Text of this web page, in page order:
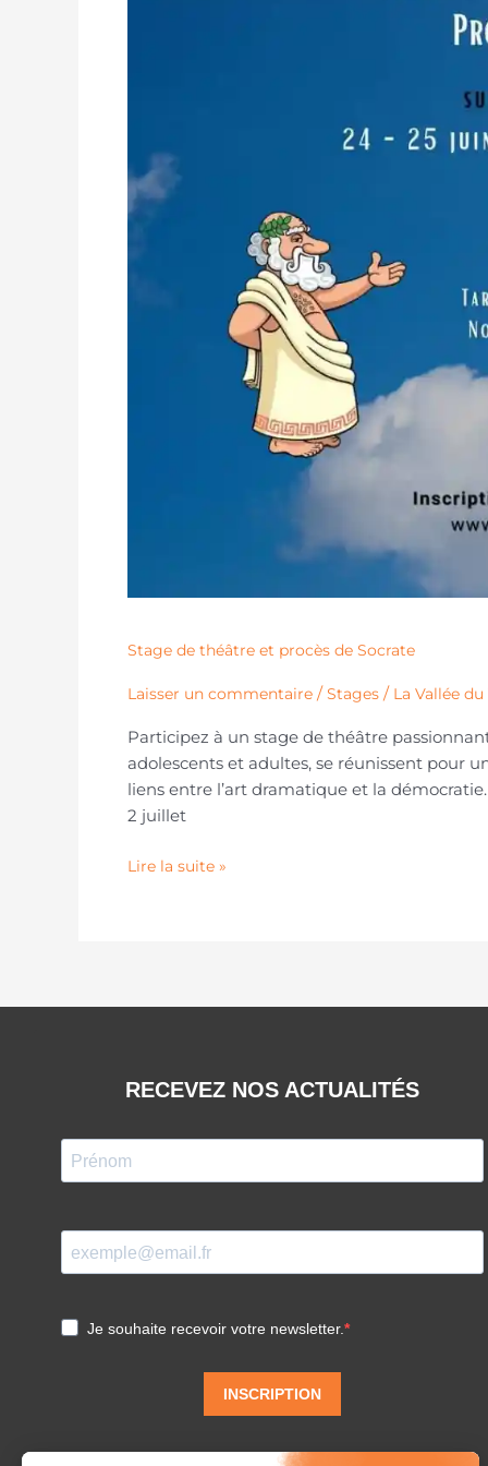
Stage de théâtre et procès de Socrate
Laisser un commentaire /Stages / La Vallée
Participez à un stage de théâtre
adolescents et adultes, se réunissent pour
liens entre l’art dramatique et la
2 juillet
Lire la suite »